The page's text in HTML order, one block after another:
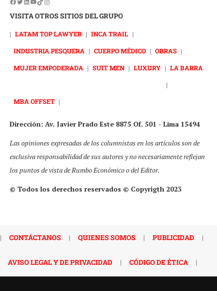
VISITA OTROS SITIOS DEL GRUPO
| LATAM TOP LAWYER | INCA TRAIL |
INDUSTRIA PESQUERA | CUERPO MÉDICO | OBRAS |
MUJER EMPODERADA | SUIT MEN | LUXURY | LA BARRA
|
MBA OFFSET |
Dirección: Av. Javier Prado Este 8875 Of. 501 - Lima 15494
Las opiniones expresadas de los columnistas en los artículos son de
exclusiva responsabilidad de sus autores y no necesariamente reflejan
los puntos de vista de Rumbo Económico o del Editor.
© Todos los derechos reservados © Copyrigth 2023
| CONTÁCTANOS | QUIENES SOMOS | PUBLICIDAD |
AVISO LEGAL Y DE PRIVACIDAD | CÓDIGO DE ÉTICA |